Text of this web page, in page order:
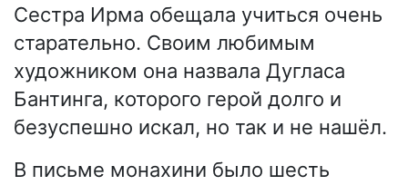
Сестра Ирма обещала учиться очень
старательно. Своим любимым
художником она назвала Дугласа
Бантинга, которого герой долго и
безуспешно искал, но так и не нашёл.
В письме монахини было шесть